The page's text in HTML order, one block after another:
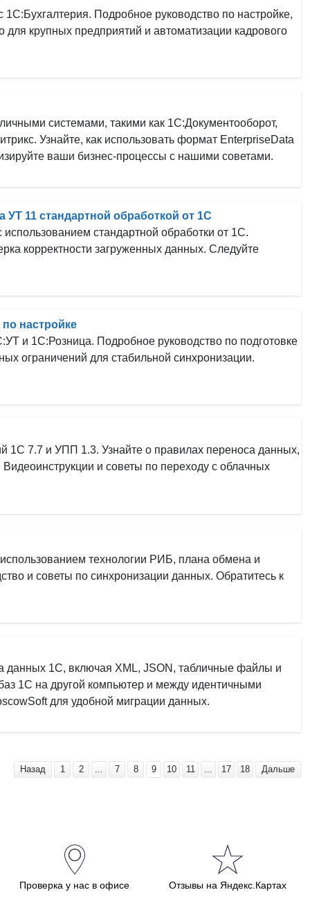
Подробное руководство по настройке,
крупных предприятий и автоматизации кадрового
системами, такими как 1С:Документооборот,
Узнайте, как использовать формат EnterpriseData
ваши бизнес-процессы с нашими советами.
11 стандартной обработкой от 1С
стандартной обработки от 1С.
корректности загруженных данных. Следуйте
настройке
и 1С:Розница. Подробное руководство по подготовке
ограничений для стабильной синхронизации.
1С 7.7 и УПП 1.3. Узнайте о правилах переноса данных,
и советы по переходу с облачных
технологии РИБ, плана обмена и
и советы по синхронизации данных. Обратитесь к
данных 1С, включая XML, JSON, табличные файлы и
1С на другой компьютер и между идентичными
для удобной миграции данных.
Назад 1 2 7 8 9 10 11 17 18 Дальше
Проверка у нас в офисе Отзывы на Яндекс.Картах